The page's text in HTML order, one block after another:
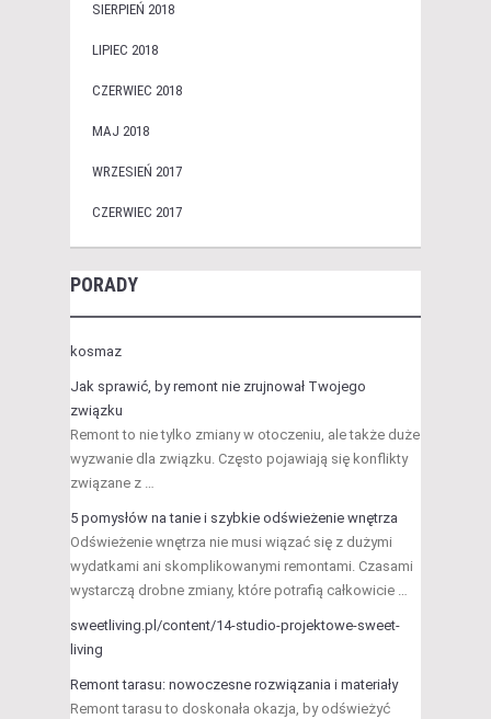
SIERPIEŃ 2018
LIPIEC 2018
CZERWIEC 2018
MAJ 2018
WRZESIEŃ 2017
CZERWIEC 2017
PORADY
kosmaz
Jak sprawić, by remont nie zrujnował Twojego
związku
Remont to nie tylko zmiany w otoczeniu, ale także duże
wyzwanie dla związku. Często pojawiają się konflikty
związane z …
5 pomysłów na tanie i szybkie odświeżenie wnętrza
Odświeżenie wnętrza nie musi wiązać się z dużymi
wydatkami ani skomplikowanymi remontami. Czasami
wystarczą drobne zmiany, które potrafią całkowicie …
sweetliving.pl/content/14-studio-projektowe-sweet-
living
Remont tarasu: nowoczesne rozwiązania i materiały
Remont tarasu to doskonała okazja, by odświeżyć